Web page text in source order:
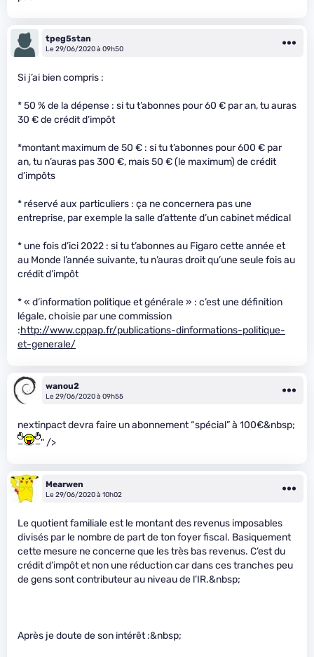
tpeg5stan
Le 29/06/2020 à 09h50
Si j’ai bien compris :
* 50 % de la dépense : si tu t’abonnes pour 60 € par an, tu auras
30 € de crédit d’impôt
*montant maximum de 50 € : si tu t’abonnes pour 600 € par
an, tu n’auras pas 300 €, mais 50 € (le maximum) de crédit
d’impôts
* réservé aux particuliers : ça ne concernera pas une
entreprise, par exemple la salle d’attente d’un cabinet médical
* une fois d’ici 2022 : si tu t’abonnes au Figaro cette année et
au Monde l’année suivante, tu n’auras droit qu’une seule fois au
crédit d’impôt
* « d’information politique et générale » : c’est une définition
légale, choisie par une commission
:http://www.cppap.fr/publications-dinformations-politique-
et-generale/
wanou2
Le 29/06/2020 à 09h55
nextinpact devra faire un abonnement “spécial” à 100€&nbsp;
" />
Mearwen
Le 29/06/2020 à 10h02
Le quotient familiale est le montant des revenus imposables
divisés par le nombre de part de ton foyer fiscal. Basiquement
cette mesure ne concerne que les très bas revenus. C’est du
crédit d’impôt et non une réduction car dans ces tranches peu
de gens sont contributeur au niveau de l’IR.&nbsp;
Après je doute de son intérêt :&nbsp;